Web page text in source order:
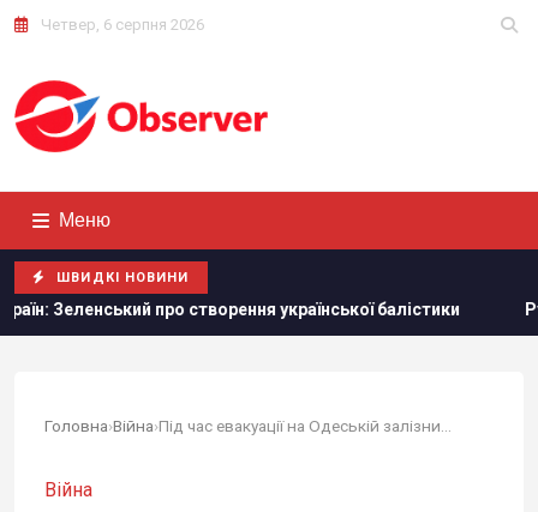
Четвер, 6 серпня 2026
Меню
ШВИДКІ НОВИНИ
про створення української балістики Румунія змінює
Головна›Війна›
Війна